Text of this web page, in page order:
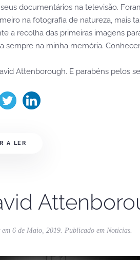
documentários na televisão.
na fotografia de natureza, mais
a recolha das primeiras imagens
sempre na minha memória.
Attenborough. E parabéns pelos
A LER
em 6 de Maio, 2019 . Publicado em Noticias